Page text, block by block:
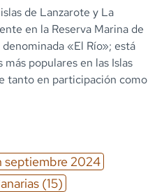
de Lanzarote y La
en la Reserva Marina de
«El Río»; está
populares en las Islas
tanto en participación como
septiembre 2024
(15)